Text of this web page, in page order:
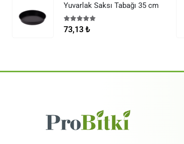
Yuvarlak Saksı Tabağı 35 cm
5.00 5 üzerinden
73,13 ₺